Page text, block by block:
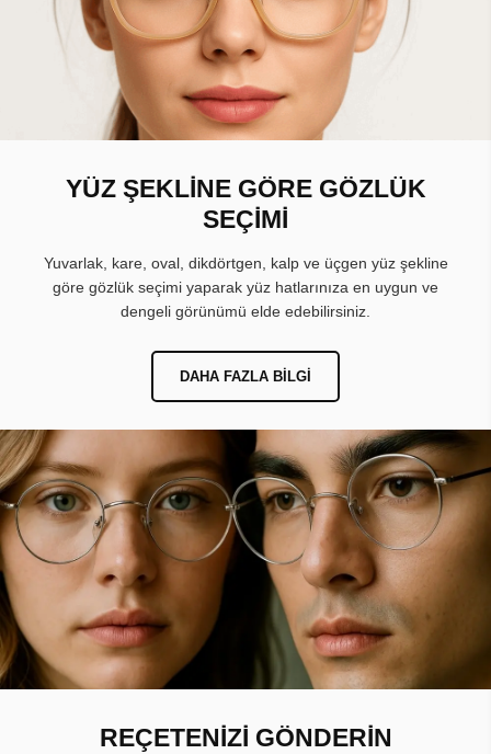
YÜZ ŞEKLİNE GÖRE GÖZLÜK
SEÇİMİ
Yuvarlak, kare, oval, dikdörtgen, kalp ve üçgen yüz şekline
göre gözlük seçimi yaparak yüz hatlarınıza en uygun ve
dengeli görünümü elde edebilirsiniz.
DAHA FAZLA BILGI
REÇETENİZİ GÖNDERİN